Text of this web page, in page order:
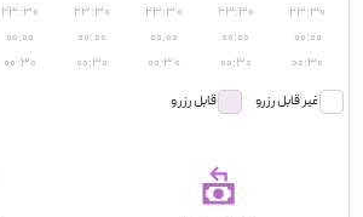
۲۳:۳۰
۰۰:۰۰
۰۰:۳۰
۲۳:۳۰
۰۰:۰۰
۰۰:۳۰
۲۳:۳۰
۰۰:۰۰
۰۰:۳۰
۲۳:۳۰
۰۰:۰۰
۰۰:۳۰
۲۳:۳۰
۰۰:۰۰
۰۰:۳۰
غیر قابل رزرو
قابل رزرو